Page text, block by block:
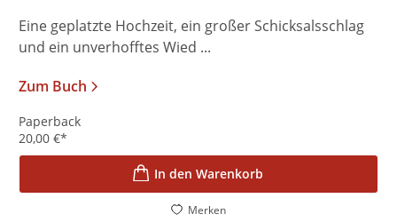
Eine geplatzte Hochzeit, ein großer Schicksalsschlag
und ein unverhofftes Wied ...
Zum Buch
Paperback
20,00 €*
In den Warenkorb
Merken